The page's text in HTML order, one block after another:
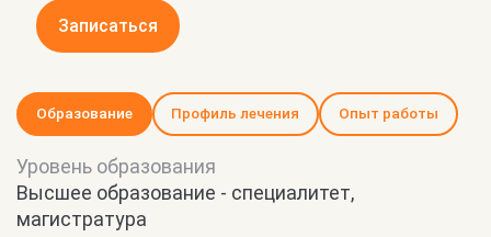
Записаться
Образование Профиль лечения Опыт работы
Уровень образования
Высшее образование - специалитет,
магистратура